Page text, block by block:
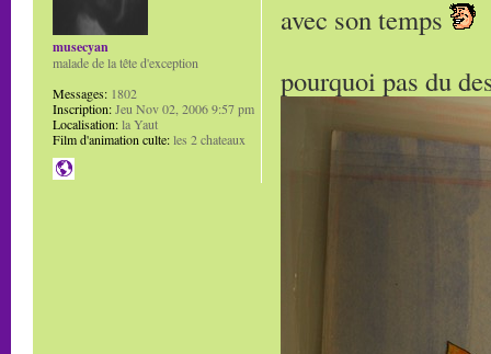
avec son temps
pourquoi pas du
musecyan
malade de la tête d'exception
Messages: 1802
Inscription:Jeu Nov 02, 2006 9:57 pm
Localisation:la Yaut
Film d'animation culte:les 2 chateaux